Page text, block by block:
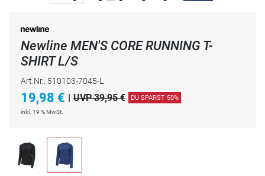
Newline MEN'S CORE RUNNING T-
SHIRT L/S
Art.Nr.: 510103-7045-L
19,98 € | UVP 39,95 € DU SPARST 50%
inkl. 19 % MwSt.